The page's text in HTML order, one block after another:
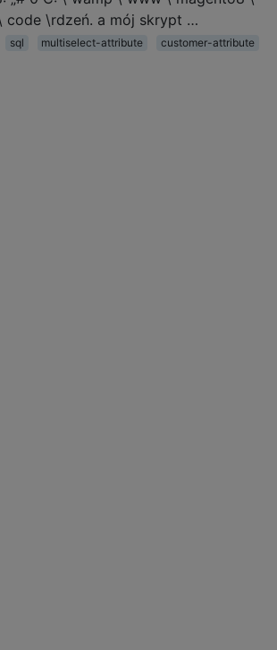
code \rdzeń. a mój skrypt …
sql multiselect-attribute customer-attribute